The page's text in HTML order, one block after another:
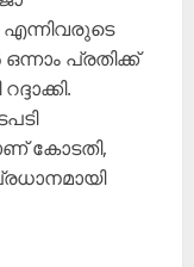
പ്രതിക്ക്
കോടതി,